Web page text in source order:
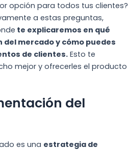
opción para todos tus clientes?
a estas preguntas,
te explicaremos en qué
mercado y cómo puedes
de clientes. Esto te
mejor y ofrecerles el producto
del
es una estrategia de